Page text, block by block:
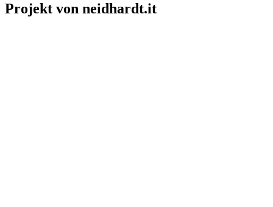
Projekt von neidhardt.it